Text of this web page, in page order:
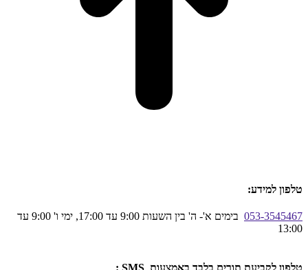
טלפון למידע:
053-3545467
בימים א'- ה' בין השעות 9:00 עד 17:00, ימי ו' 9:00 עד
13:00